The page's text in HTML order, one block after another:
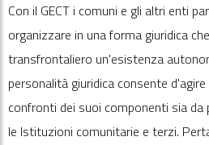
Con il GECT i comuni e gli altri enti
organizzare in una forma giuridica
transfrontaliero un'esistenza
personalità giuridica consente
confronti dei suoi componenti sia da
le Istituzioni comunitarie e terzi.